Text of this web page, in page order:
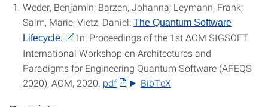
Weder, Benjamin; Barzen, Johanna; Leymann, Frank;
Salm, Marie; Vietz, Daniel: The Quantum Software
Lifecycle.
In: Proceedings of the 1st ACM SIGSOFT
International Workshop on Architectures and
Paradigms for Engineering Quantum Software (APEQS
2020), ACM, 2020. pdf , ‌ BibTeX